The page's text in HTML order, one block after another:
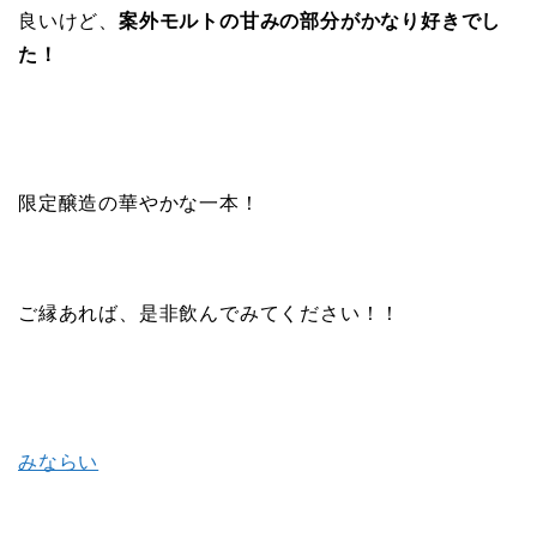
良いけど、 案外モルトの甘みの部分がかなり好きでし
た！
限定醸造の華やかな一本！
ご縁あれば、是非飲んでみてください！！
みならい